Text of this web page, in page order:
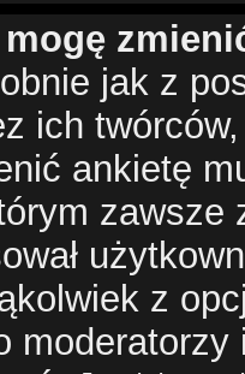
jak z
ich
ankietę
zawsze
z
moderatorzy